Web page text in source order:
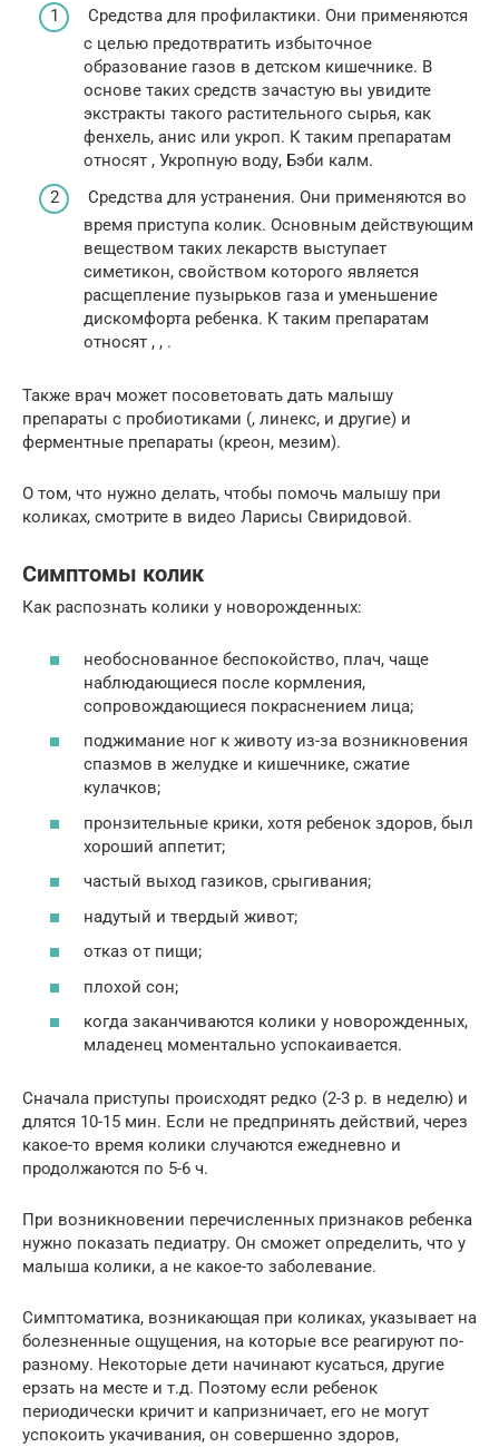
Средства для профилактики. Они применяются
с целью предотвратить избыточное
образование газов в детском кишечнике. В
основе таких средств зачастую вы увидите
экстракты такого растительного сырья, как
фенхель, анис или укроп. К таким препаратам
относят , Укропную воду, Бэби калм.
Средства для устранения. Они применяются во
время приступа колик. Основным действующим
веществом таких лекарств выступает
симетикон, свойством которого является
расщепление пузырьков газа и уменьшение
дискомфорта ребенка. К таким препаратам
относят , , .
Также врач может посоветовать дать малышу
препараты с пробиотиками (, линекс, и другие) и
ферментные препараты (креон, мезим).
О том, что нужно делать, чтобы помочь малышу при
коликах, смотрите в видео Ларисы Свиридовой.
Симптомы колик
Как распознать колики у новорожденных:
необоснованное беспокойство, плач, чаще
наблюдающиеся после кормления,
сопровождающиеся покраснением лица;
поджимание ног к животу из-за возникновения
спазмов в желудке и кишечнике, сжатие
кулачков;
пронзительные крики, хотя ребенок здоров, был
хороший аппетит;
частый выход газиков, срыгивания;
надутый и твердый живот;
отказ от пищи;
плохой сон;
когда заканчиваются колики у новорожденных,
младенец моментально успокаивается.
Сначала приступы происходят редко (2-3 р. в неделю) и
длятся 10-15 мин. Если не предпринять действий, через
какое-то время колики случаются ежедневно и
продолжаются по 5-6 ч.
При возникновении перечисленных признаков ребенка
нужно показать педиатру. Он сможет определить, что у
малыша колики, а не какое-то заболевание.
Симптоматика, возникающая при коликах, указывает на
болезненные ощущения, на которые все реагируют по-
разному. Некоторые дети начинают кусаться, другие
ерзать на месте и т.д. Поэтому если ребенок
периодически кричит и капризничает, его не могут
успокоить укачивания, он совершенно здоров,